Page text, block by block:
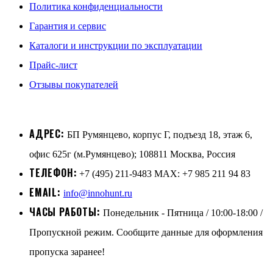
Политика конфиденциальности
Гарантия и сервис
Каталоги и инструкции по эксплуатации
Прайс-лист
Отзывы покупателей
АДРЕС: БП Румянцево, корпус Г, подъезд 18, этаж 6,
офис 625г (м.Румянцево); 108811 Москва, Россия
ТЕЛЕФОН: +7 (495) 211-9483 MAX: +7 985 211 94 83
EMAIL: info@innohunt.ru
ЧАСЫ РАБОТЫ: Понедельник - Пятница / 10:00-18:00 /
Пропускной режим. Сообщите данные для оформления
пропуска заранее!